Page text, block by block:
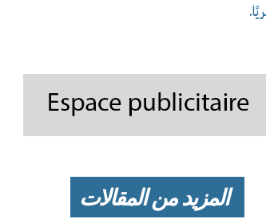
المزيد من المقالات